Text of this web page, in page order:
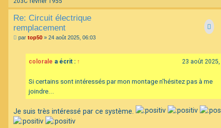
Re: Circuit électrique
remplacement
M
par top50 » 24 août 2025, 06:03
colorale a écrit : ↑ 23 août
Si certains sont intéressés par mon montage n'hésitez pas à me
joindre...
Je suis très intéressé par ce système.